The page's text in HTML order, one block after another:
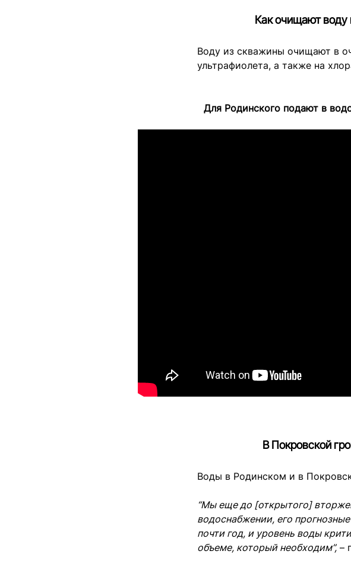
Как очищают воду
Воду из скважины очищают в
ультрафиолета, а также на
Для Родинского подают в
В Покровской
Воды в Родинском и в
“Мы еще до [открытого]
водоснабжении, его
почти год, и уровень воды
объеме, который необходим”, –